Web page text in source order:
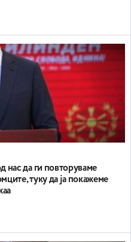
нас да ги повторуваме
туку да ја покажеме